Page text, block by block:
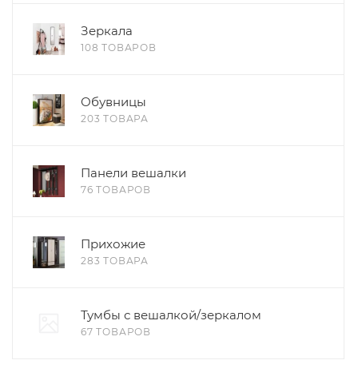
Зеркала
108 ТОВАРОВ
Обувницы
203 ТОВАРА
Панели вешалки
76 ТОВАРОВ
Прихожие
283 ТОВАРА
Тумбы с вешалкой/зеркалом
67 ТОВАРОВ